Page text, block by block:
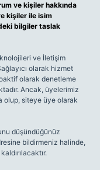
ve kişiler hakkında
kişiler ile isim
bilgiler taslak
ve İletişim
olarak hizmet
olarak denetleme
Ancak, üyelerimiz
olup, siteye üye olarak
düşündüğünüz
bildirmeniz halinde,